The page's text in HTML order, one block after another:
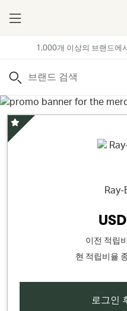
1,000개 이상의 브랜드에
Menu
검색
Ray-
이전 적립
현 적립비율
스페셜 오퍼
로그인